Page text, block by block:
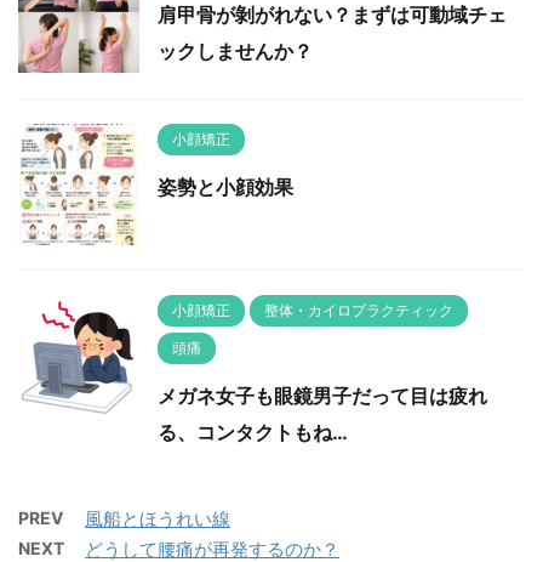
肩甲骨が剝がれない？まずは可動域チェ
ックしませんか？
小顔矯正
姿勢と小顔効果
小顔矯正 整体・カイロプラクティック
頭痛
メガネ女子も眼鏡男子だって目は疲れ
る、コンタクトもね…
PREV 風船とほうれい線
NEXT どうして腰痛が再発するのか？